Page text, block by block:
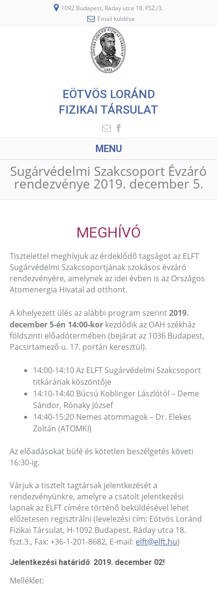
1092 Budapest, Ráday utca 18. FSZ./3.
Email küldése
EÖTVÖS LORÁND
FIZIKAI TÁRSULAT
MENU
Sugárvédelmi Szakcsoport Évzáró
rendezvénye 2019. december 5.
MEGHÍVÓ
Tisztelettel meghívjuk az érdeklődő tagságot az ELFT
Sugárvédelmi Szakcsoportjának szokásos évzáró
rendezvényére, amelynek az idei évben is az Országos
Atomenergia Hivatal ad otthont.
A kihelyezett ülés az alábbi program szerint2019.
december 5-én 14:00-kor kezdődik az OAH székház
földszinti előadótermében (bejárat az 1036 Budapest,
Pacsirtamező u. 17. portán keresztül).
14:00-14:10 Az ELFT Sugárvédelmi Szakcsoport
titkárának köszöntője
14:10-14:40 Búcsú Koblinger Lászlótól – Deme
Sándor, Rónaky József
14:40-15:20 Nemes atommagok – Dr. Elekes
Zoltán (ATOMKI)
Az előadásokat büfé és kötetlen beszélgetés követi
16:30-ig.
Várjuk a tisztelt tagtársak jelentkezését a
rendezvényünkre, amelyre a csatolt jelentkezési
lapnak az ELFT címére történő beküldésével lehet
előzetesen regisztrálni (levelezési cím: Eötvös Loránd
Fizikai Társulat, H-1092 Budapest, Ráday utca 18.
fszt.3., Fax: +36-1-201-8682, E-mail: elft@elft.hu)
Jelentkezési határidő: 2019. december 02!
Melléklet: